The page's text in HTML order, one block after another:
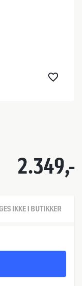
2.349,-
IKKE I BUTIKKER